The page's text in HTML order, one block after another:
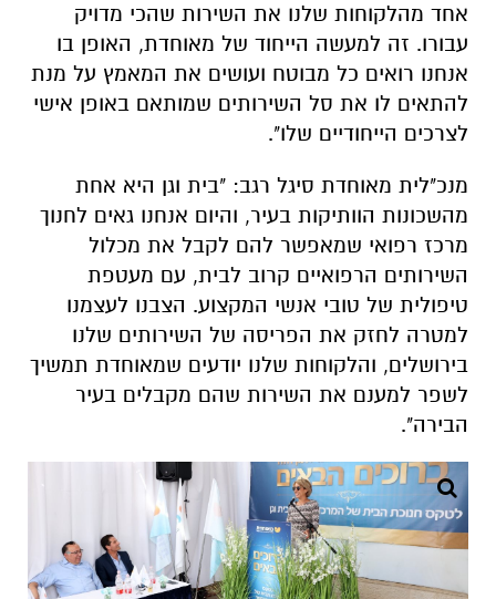
אחד מהלקוחות שלנו את השירות שהכי מדויק
עבורו. זה למעשה הייחוד של מאוחדת, האופן בו
אנחנו רואים כל מבוטח ועושים את המאמץ על מנת
להתאים לו את סל השירותים שמותאם באופן אישי
לצרכים הייחודיים שלו"
.
מנכ"לית מאוחדת סיגל רגב: "בית וגן היא אחת
מהשכונות הוותיקות בעיר, והיום אנחנו גאים לחנוך
מרכז רפואי שמאפשר להם לקבל את מכלול
השירותים הרפואיים קרוב לבית, עם מעטפת
טיפולית של טובי אנשי המקצוע. הצבנו לעצמנו
למטרה לחזק את הפריסה של השירותים שלנו
בירושלים, והלקוחות שלנו יודעים שמאוחדת תמשיך
לשפר למענם את השירות שהם מקבלים בעיר
הבירה".